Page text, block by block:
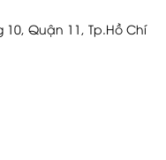
Quận 11, Tp.Hồ Chí